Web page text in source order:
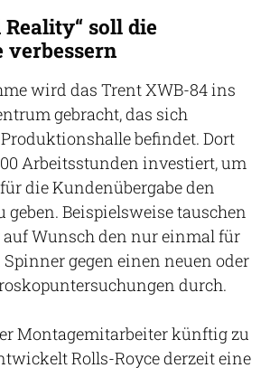
Reality“ soll die
verbessern
wird das Trent XWB-84 ins
gebracht, das sich
befindet. Dort
Arbeitsstunden investiert, um
die Kundenübergabe den
geben. Beispielsweise tauschen
Wunsch den nur einmal für
gegen einen neuen oder
durch.
Montagemitarbeiter künftig zu
Rolls-Royce derzeit eine